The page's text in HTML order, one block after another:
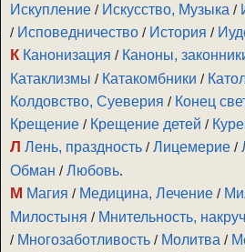
Искупление / Искусство, Музыка /
/ Исповедничество / История /
К Канонизация / Каноны,
Катаклизмы / Катакомбники /
Колдовство, Суеверия / Конец
Крещение / Крещение детей /
Л Лень, праздность /Лицемерие /
Обман /Любовь.
М Магия / Медицина, Лечение /
Милостыня / Мнительность,
/ Многозаботливость / Молитва /